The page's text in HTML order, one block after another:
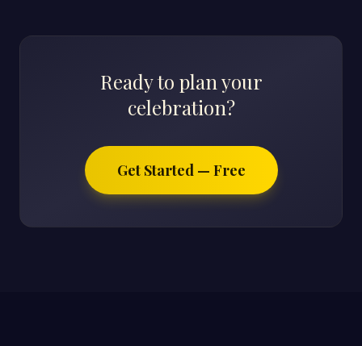
Ready to plan your
celebration?
Get Started — Free